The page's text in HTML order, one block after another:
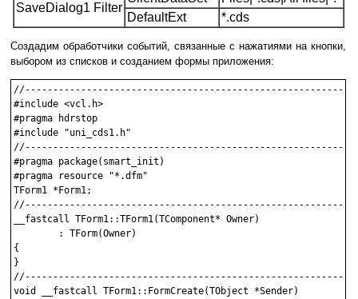
SaveDialog1 Filter
DefaultExt
*.cds
Создадим обработчики событий, связанные с нажатиями на кнопки,
выбором из списков и созданием формы приложения:
#include <vcl.h>
#pragma hdrstop
#include "uni_cds1.h"
#pragma package(smart_init)
#pragma resource "*.dfm"
TForm1 *Form1;
__fastcall TForm1::TForm1(TComponent* Owner)
        : TForm(Owner)
{
}
//----------------------------------------------------------
void __fastcall TForm1::FormCreate(TObject *Sender)